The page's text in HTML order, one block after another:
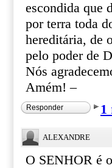
escondida que
por terra toda
hereditária, de
pelo poder de
Nós
Amém! –
Responder 1
ALEXANDRE
O SENHOR é